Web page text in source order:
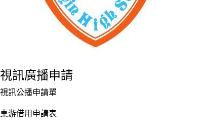
視訊廣播申請
視訊公播申請單
桌游借用申請表